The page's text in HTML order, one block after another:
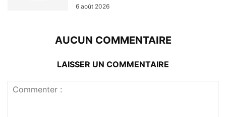
6 août 2026
AUCUN COMMENTAIRE
LAISSER UN COMMENTAIRE